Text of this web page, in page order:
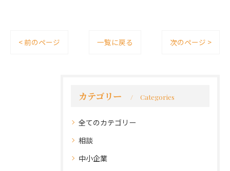
< 前のページ 一覧に戻る 次のページ >
カテゴリー Categories
全てのカテゴリー
相談
中小企業